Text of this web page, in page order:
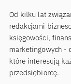
Od kilku lat
redakcjami
księgowości,
marketingowych -
które interesują
przedsiębiorcę.